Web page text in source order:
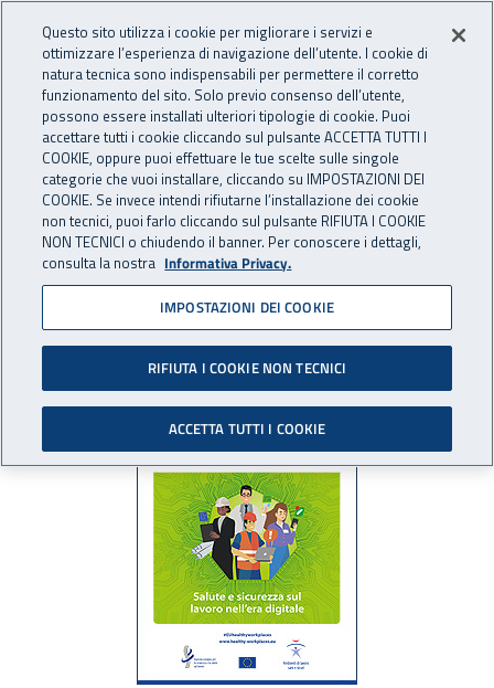
INAIL - Istituto Nazionale
Apri cerca
Navigazione principale
Navigazione - Ti trovi in:
Home Istituto Focal point Agenzia Europea
Campagna Europea
2023-2025
Campagna Europea 2023-
Questo sito utilizza i cookie per migliorare i servizi e
ottimizzare l’esperienza di navigazione dell’utente. I cookie di
natura tecnica sono indispensabili per permettere il corretto
funzionamento del sito. Solo previo consenso dell’utente,
possono essere installati ulteriori tipologie di cookie. Puoi
accettare tutti i cookie cliccando sul pulsante ACCETTA TUTTI I
COOKIE, oppure puoi effettuare le tue scelte sulle singole
categorie che vuoi installare, cliccando su IMPOSTAZIONI DEI
COOKIE. Se invece intendi rifiutarne l’installazione dei cookie
non tecnici, puoi farlo cliccando sul pulsante RIFIUTA I COOKIE
NON TECNICI o chiudendo il banner. Per conoscere i dettagli,
consulta la nostra Informativa Privacy.
IMPOSTAZIONI DEI COOKIE
RIFIUTA I COOKIE NON TECNICI
ACCETTA TUTTI I COOKIE